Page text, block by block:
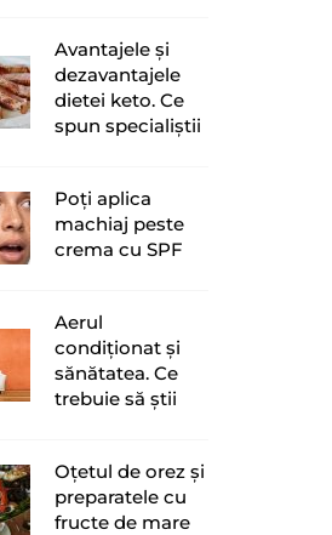
Avantajele și
dezavantajele
dietei keto. Ce
spun specialiștii
Poți aplica
machiaj peste
crema cu SPF
Aerul
condiționat și
sănătatea. Ce
trebuie să știi
Oțetul de orez și
preparatele cu
fructe de mare